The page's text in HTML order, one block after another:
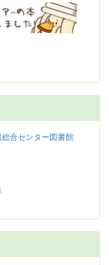
合センター図書館